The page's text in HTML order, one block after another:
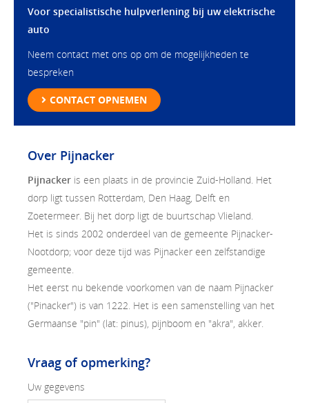
Voor specialistische hulpverlening bij uw elektrische
auto
Neem contact met ons op om de mogelijkheden te
bespreken
CONTACT OPNEMEN
Over Pijnacker
Pijnacker is een plaats in de provincie Zuid-Holland. Het
dorp ligt tussen Rotterdam, Den Haag, Delft en
Zoetermeer. Bij het dorp ligt de buurtschap Vlieland.
Het is sinds 2002 onderdeel van de gemeente Pijnacker-
Nootdorp; voor deze tijd was Pijnacker een zelfstandige
gemeente.
Het eerst nu bekende voorkomen van de naam Pijnacker
("Pinacker") is van 1222. Het is een samenstelling van het
Germaanse "pin" (lat: pinus), pijnboom en "akra", akker.
Vraag of opmerking?
Uw gegevens